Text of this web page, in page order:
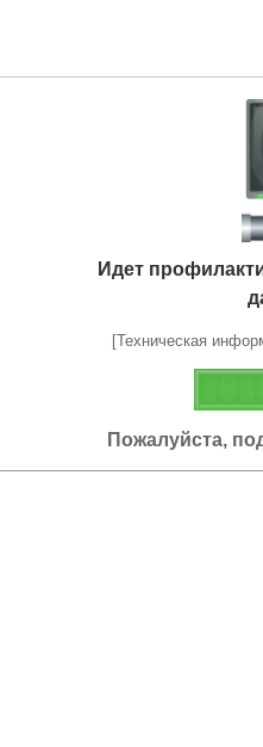
Идет
[Техническая
Пожалуйста,